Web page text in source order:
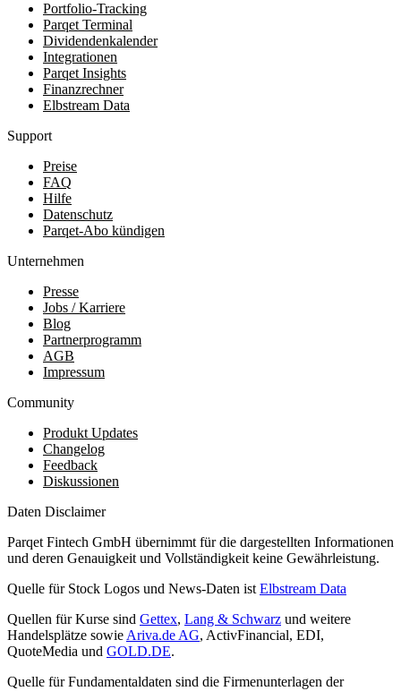
Portfolio-Tracking
Parqet Terminal
Dividendenkalender
Integrationen
Parqet Insights
Finanzrechner
Elbstream Data
Support
Preise
FAQ
Hilfe
Datenschutz
Parqet-Abo kündigen
Unternehmen
Presse
Jobs / Karriere
Blog
Partnerprogramm
AGB
Impressum
Community
Produkt Updates
Changelog
Feedback
Diskussionen
Daten Disclaimer
Parqet Fintech GmbH übernimmt für die dargestellten Informationen
und deren Genauigkeit und Vollständigkeit keine Gewährleistung.
Quelle für Stock Logos und News-Daten ist Elbstream Data
Quellen für Kurse sind Gettex, Lang & Schwarz und weitere
Handelsplätze sowie Ariva.de AG, ActivFinancial, EDI,
QuoteMedia und GOLD.DE.
Quelle für Fundamentaldaten sind die Firmenunterlagen der